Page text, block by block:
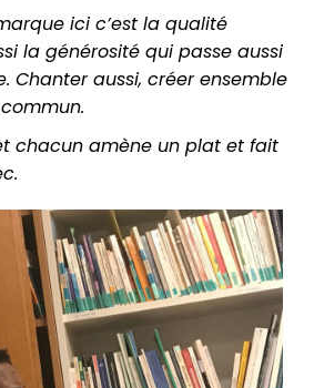
ici c’est la qualité
la générosité qui passe aussi
Chanter aussi, créer ensemble
chacun amène un plat et fait